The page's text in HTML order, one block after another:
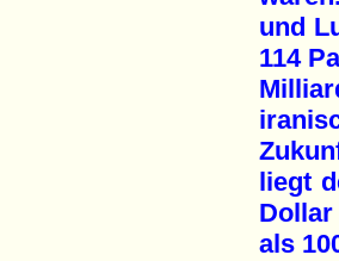
und
114
liegt
als